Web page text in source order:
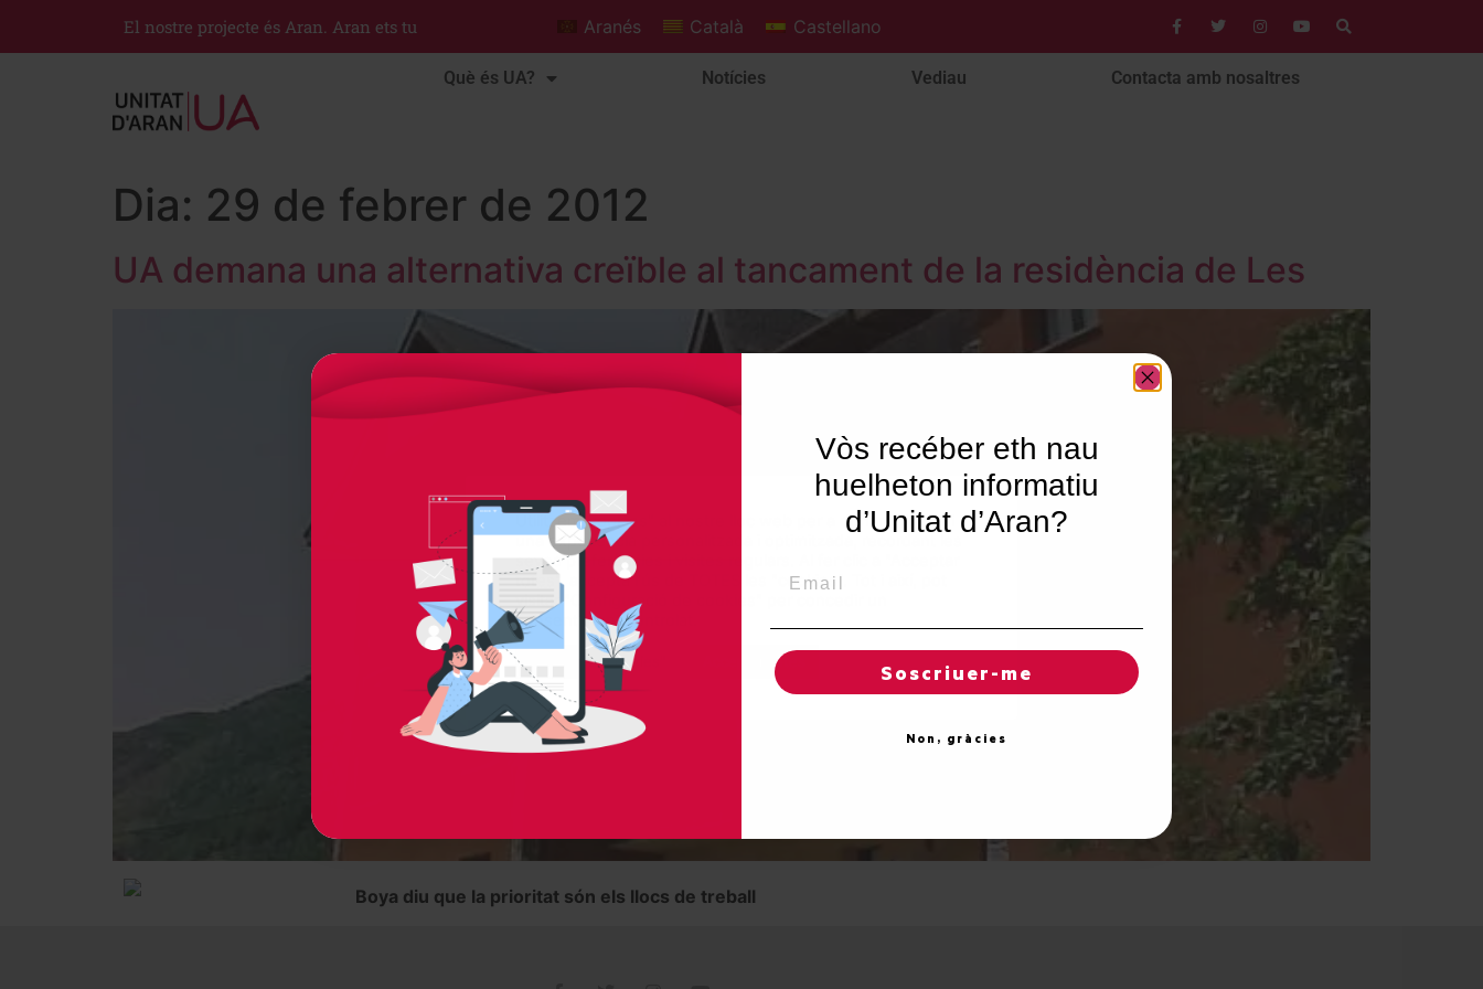
El nostre projecte és Aran. Aran ets tu Aranés Català Castellano
Què és UA? Notícies Vediau Contacta amb nosaltres
Dia: 29 de febrer de 2012
UA demana una alternativa creïble al tancament de la residència de Les
Boya diu que la prioritat són els llocs de treball
Utilitzem"cookies" al nostre lloc web per a donar a l'usuari
una experiència personalitzada i optimitzada, recordant les
seves preferències i visites regulars. Al fer clic a "Acceptar
totes", accepta l'ús de TOTES les "cookies". Tot i així, pot
visitar "Configuració de cookies" per concedir un
consentiment controlat.
Regles de "cookies" Acceptar totes
Vòs recéber eth nau
huelheton informatiu
d’Unitat d’Aran?
Soscriuer-me
Non, gràcies